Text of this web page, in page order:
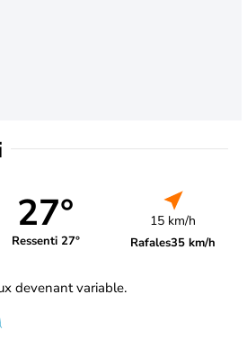
27°
Ressenti 27°
15 km/h
Rafales35 km/h
devenant variable.